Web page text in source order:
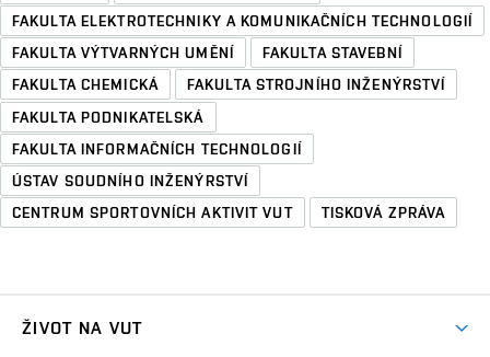
FAKULTA ELEKTROTECHNIKY A KOMUNIKAČNÍCH TECHNOLOGIÍ
FAKULTA VÝTVARNÝCH UMĚNÍ
FAKULTA STAVEBNÍ
FAKULTA CHEMICKÁ
FAKULTA STROJNÍHO INŽENÝRSTVÍ
FAKULTA PODNIKATELSKÁ
FAKULTA INFORMAČNÍCH TECHNOLOGIÍ
ÚSTAV SOUDNÍHO INŽENÝRSTVÍ
CENTRUM SPORTOVNÍCH AKTIVIT VUT
TISKOVÁ ZPRÁVA
ŽIVOT NA VUT